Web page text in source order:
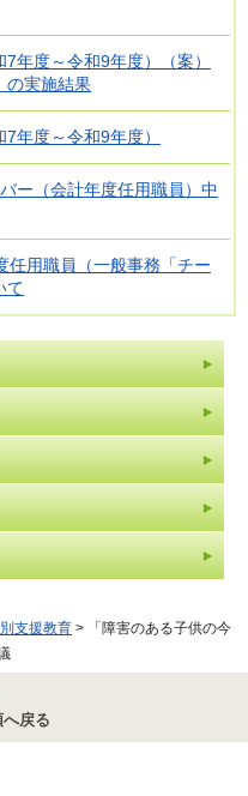
年度～令和9年度）（案）
の実施結果
年度～令和9年度）
ー（会計年度任用職員）中
任用職員（一般事務「チー
て
支援教育 > 「障害のある子供の今
戻る